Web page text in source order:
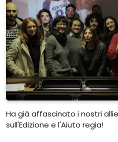
Ha già affascinato i nostri
sull'Edizione e l'Aiuto regia!